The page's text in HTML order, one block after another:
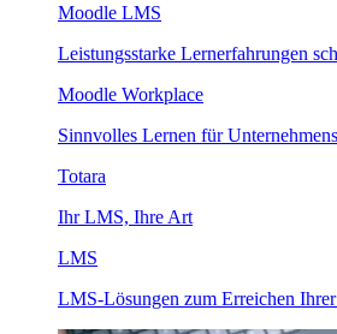
Moodle LMS
Leistungsstarke Lernerfahrungen
Moodle Workplace
Sinnvolles Lernen für
Totara
Ihr LMS, Ihre Art
LMS
LMS-Lösungen zum Erreichen